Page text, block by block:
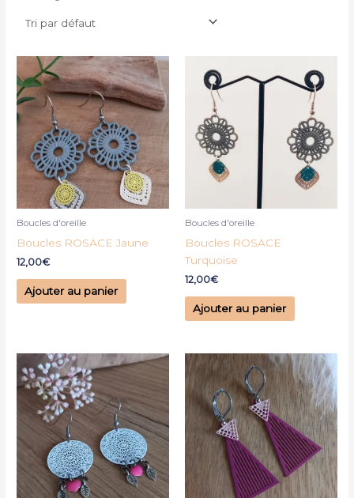
Boucles d'oreille
Boucles ROSACE Jaune
12,00€
Ajouter au panier
Boucles d'oreille
Boucles ROSACE
Turquoise
12,00€
Ajouter au panier